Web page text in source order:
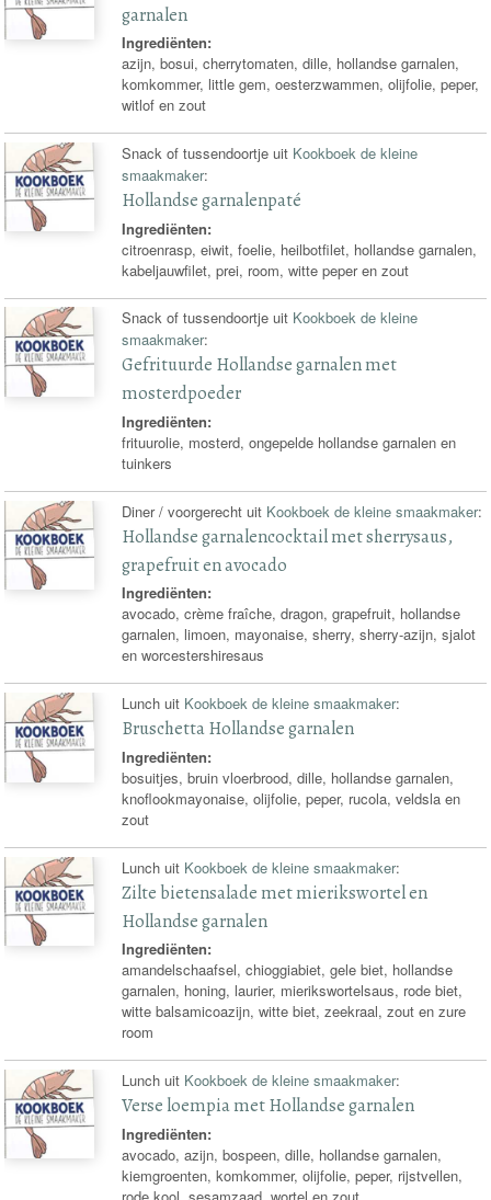
garnalen
Ingrediënten:
azijn, bosui, cherrytomaten, dille, hollandse garnalen,
komkommer, little gem, oesterzwammen, olijfolie, peper,
witlof en zout
Snack of tussendoortje uit Kookboek de kleine
smaakmaker:
Hollandse garnalenpaté
Ingrediënten:
citroenrasp, eiwit, foelie, heilbotfilet, hollandse garnalen,
kabeljauwfilet, prei, room, witte peper en zout
Snack of tussendoortje uit Kookboek de kleine
smaakmaker:
Gefrituurde Hollandse garnalen met
mosterdpoeder
Ingrediënten:
frituurolie, mosterd, ongepelde hollandse garnalen en
tuinkers
Diner / voorgerecht uit Kookboek de kleine smaakmaker:
Hollandse garnalencocktail met sherrysaus,
grapefruit en avocado
Ingrediënten:
avocado, crème fraîche, dragon, grapefruit, hollandse
garnalen, limoen, mayonaise, sherry, sherry-azijn, sjalot
en worcestershiresaus
Lunch uit Kookboek de kleine smaakmaker:
Bruschetta Hollandse garnalen
Ingrediënten:
bosuitjes, bruin vloerbrood, dille, hollandse garnalen,
knoflookmayonaise, olijfolie, peper, rucola, veldsla en
zout
Lunch uit Kookboek de kleine smaakmaker:
Zilte bietensalade met mierikswortel en
Hollandse garnalen
Ingrediënten:
amandelschaafsel, chioggiabiet, gele biet, hollandse
garnalen, honing, laurier, mierikswortelsaus, rode biet,
witte balsamicoazijn, witte biet, zeekraal, zout en zure
room
Lunch uit Kookboek de kleine smaakmaker:
Verse loempia met Hollandse garnalen
Ingrediënten:
avocado, azijn, bospeen, dille, hollandse garnalen,
kiemgroenten, komkommer, olijfolie, peper, rijstvellen,
rode kool, sesamzaad, wortel en zout